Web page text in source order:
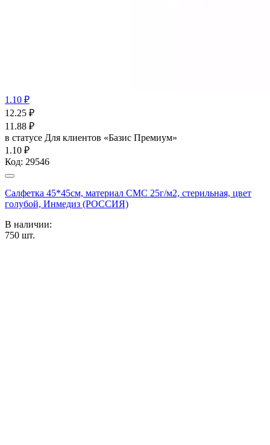
1.10 ₽
12.25 ₽
11.88 ₽
в статусе Для клиентов «Базис Премиум»
1.10 ₽
Код: 29546
Салфетка 45*45см, материал СМС 25г/м2, стерильная, цвет
голубой, Инмедиз (РОССИЯ)
В наличии:
750 шт.